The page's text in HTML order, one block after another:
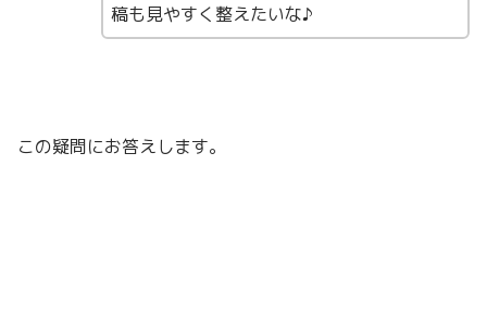
稿も見やすく整えたいな♪
この疑問にお答えします。